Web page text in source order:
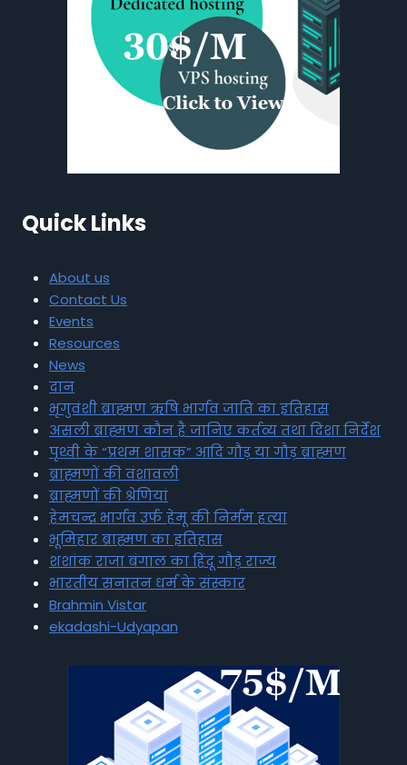
Quick Links
About us
Contact Us
Events
Resources
News
दान
भृगुवंशी ब्राह्मण ऋषि भार्गव जाति का इतिहास
असली ब्राह्मण कौन है जानिए कर्तव्य तथा दिशा निर्देश
पृथ्वी के “प्रथम शासक” आदि गौड़ या गौड़ ब्राह्मण
ब्राह्मणों की वंशावली
ब्राह्मणों की श्रेणियां
हेमचन्द्र भार्गव उर्फ हेमू की निर्मम हत्या
भूमिहार ब्राह्मण का इतिहास
शशांक राजा बंगाल का हिंदू गौड़ राज्य
भारतीय सनातन धर्म के संस्कार
Brahmin Vistar
ekadashi-Udyapan